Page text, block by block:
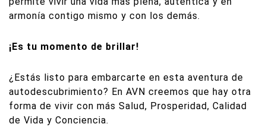
armonía contigo mismo y con los demás.
¡Es tu momento de brillar!
¿Estás listo para embarcarte en esta aventura de
autodescubrimiento? En AVN creemos que hay otra
forma de vivir con más Salud, Prosperidad, Calidad
de Vida y Conciencia.